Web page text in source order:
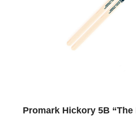
Promark Hickory 5B